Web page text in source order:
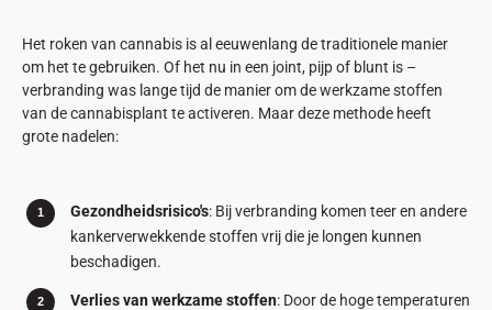
Het roken van cannabis is al eeuwenlang de traditionele manier
om het te gebruiken. Of het nu in een joint, pijp of blunt is –
verbranding was lange tijd de manier om de werkzame stoffen
van de cannabisplant te activeren. Maar deze methode heeft
grote nadelen:
Gezondheidsrisico's: Bij verbranding komen teer en andere
kankerverwekkende stoffen vrij die je longen kunnen
beschadigen.
Verlies van werkzame stoffen: Door de hoge temperaturen